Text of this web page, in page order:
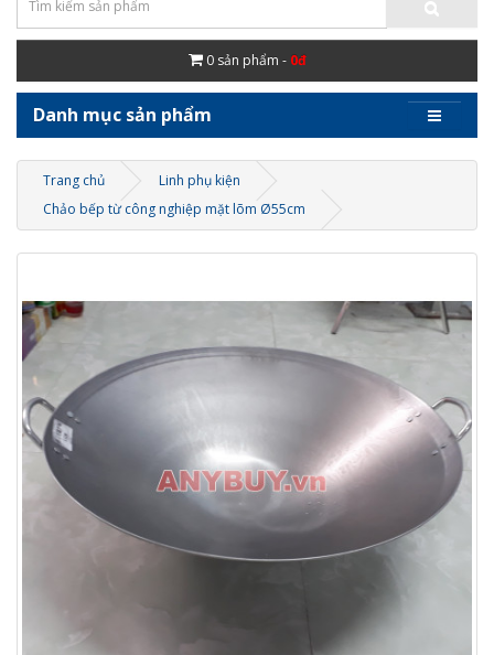
0 sản phẩm - 0đ
Danh mục sản phẩm
Trang chủ
Linh phụ kiện
Chảo bếp từ công nghiệp mặt lõm Ø55cm